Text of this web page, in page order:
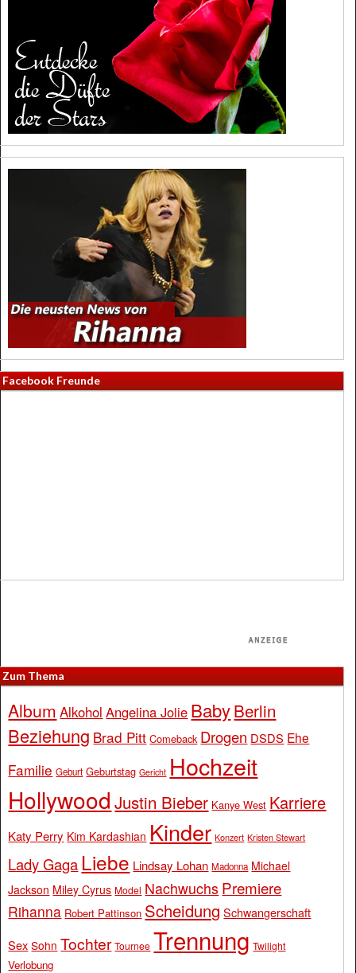
Facebook Freunde
Zum Thema
Album Alkohol Angelina Jolie BabyBerlin
Beziehung Brad Pitt Comeback Drogen DSDS Ehe
Familie Geburt Geburtstag Gericht Hochzeit
Hollywood Justin Bieber Kanye West Karriere
Katy Perry Kim Kardashian Kinder Konzert Kristen Stewart
Lady Gaga Liebe Lindsay Lohan Madonna Michael
Jackson Miley Cyrus Model Nachwuchs Premiere
Rihanna Robert Pattinson Scheidung Schwangerschaft
Sex Sohn Tochter Tournee Trennung Twilight
Verlobung